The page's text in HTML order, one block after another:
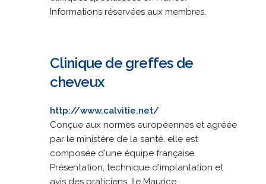
Informations réservées aux membres.
Clinique de greffes de
cheveux
http://www.calvitie.net/
Conçue aux normes européennes et agréée
par le ministère de la santé, elle est
composée d'une équipe française.
Présentation, technique d'implantation et
avis des praticiens. Ile Maurice.